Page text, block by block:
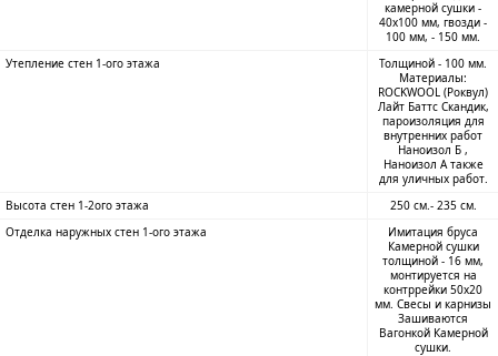
камерной сушки -
40х100 мм, гвозди -
100 мм, - 150 мм.
Утепление стен 1-ого этажа
Толщиной - 100 мм.
Материалы:
ROCKWOOL (Роквул)
Лайт Баттс Скандик,
пароизоляция для
внутренних работ
Наноизол Б ,
Наноизол А также
для уличных работ.
Высота стен 1-2ого этажа
250 см.- 235 см.
Отделка наружных стен 1-ого этажа
Имитация бруса
Камерной сушки
толщиной - 16 мм,
монтируется на
контррейки 50х20
мм. Свесы и карнизы
Зашиваются
Вагонкой Камерной
сушки.